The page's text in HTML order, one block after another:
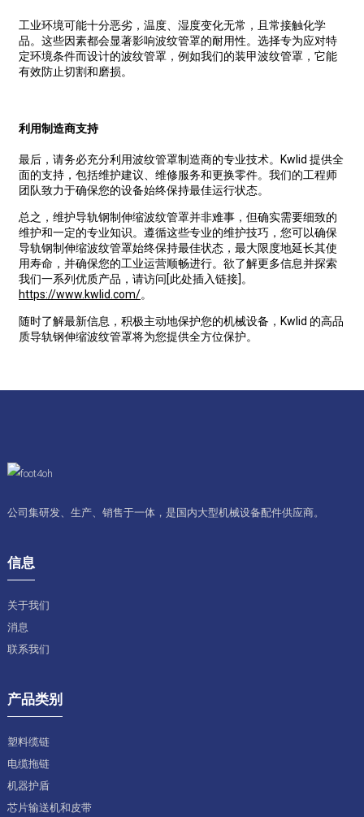
工业环境可能十分恶劣，温度、湿度变化无常，且常接触化学
品。这些因素都会显著影响波纹管罩的耐用性。选择专为应对特
定环境条件而设计的波纹管罩，例如我们的装甲波纹管罩，它能
有效防止切割和磨损。
利用制造商支持
最后，请务必充分利用波纹管罩制造商的专业技术。Kwlid 提供全
面的支持，包括维护建议、维修服务和更换零件。我们的工程师
团队致力于确保您的设备始终保持最佳运行状态。
总之，维护导轨钢制伸缩波纹管罩并非难事，但确实需要细致的
维护和一定的专业知识。遵循这些专业的维护技巧，您可以确保
导轨钢制伸缩波纹管罩始终保持最佳状态，最大限度地延长其使
用寿命，并确保您的工业运营顺畅进行。欲了解更多信息并探索
我们一系列优质产品，请访问[此处插入链接]。
https://www.kwlid.com/。
随时了解最新信息，积极主动地保护您的机械设备，Kwlid 的高品
质导轨钢伸缩波纹管罩将为您提供全方位保护。
公司集研发、生产、销售于一体，是国内大型机械设备配件供应商。
信息
关于我们
消息
联系我们
产品类别
塑料缆链
电缆拖链
机器护盾
芯片输送机和皮带